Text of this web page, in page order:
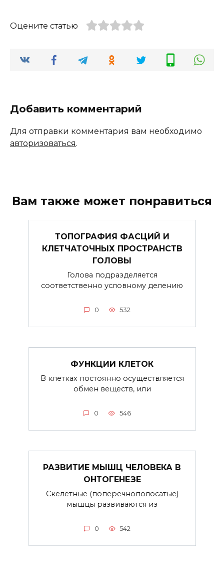
Оцените статью
Добавить комментарий
Для отправки комментария вам необходимо
авторизоваться.
Вам также может понравиться
ТОПОГРАФИЯ ФАСЦИЙ И
КЛЕТЧАТОЧНЫХ ПРОСТРАНСТВ
ГОЛОВЫ
Голова подразделяется
соответственно условному делению
0 532
ФУНКЦИИ КЛЕТОК
В клетках постоянно осуществляется
обмен веществ, или
0 546
РАЗВИТИЕ МЫШЦ ЧЕЛОВЕКА В
ОНТОГЕНЕЗЕ
Скелетные (поперечнополосатые)
мышцы развиваются из
0 542